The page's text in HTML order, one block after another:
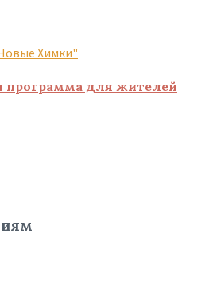
Химки"
программа для жителей